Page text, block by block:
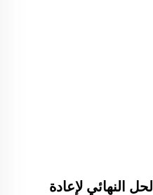
الحل النهائي لإعادة